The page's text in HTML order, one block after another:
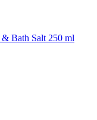
Bath Salt 250 ml